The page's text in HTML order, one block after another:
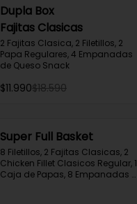
Dupla Box
Fajitas Clasicas
2 Fajitas Clasica, 2 Filetillos, 2
Papa Regulares, 4 Empanadas
de Queso Snack
$11.990$18.590
Super Full Basket
8 Filetillos, 2 Fajitas Clasicas, 2
Chicken Fillet Clasicos Regular, 1
Caja de Papas, 8 Empanadas